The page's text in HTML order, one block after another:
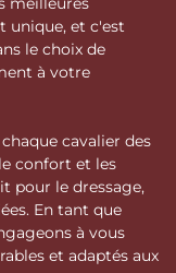
unique, et c'est
le choix de
à votre
cavalier des
confort et les
pour le dressage,
En tant que
à vous
et adaptés aux